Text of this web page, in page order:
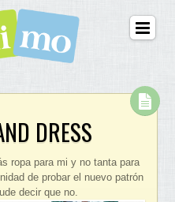
DRESS
ropa para mi y no tanta para
de probar el nuevo patrón
decir que no.